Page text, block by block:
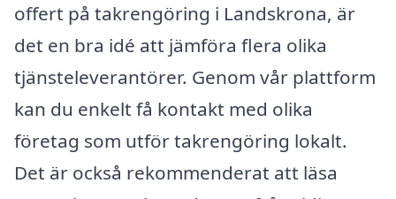
offert på takrengöring i Landskrona, är
det en bra idé att jämföra flera olika
tjänsteleverantörer. Genom vår plattform
kan du enkelt få kontakt med olika
företag som utför takrengöring lokalt.
Det är också rekommenderat att läsa